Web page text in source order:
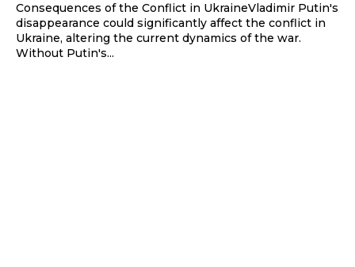
Consequences of the Conflict in UkraineVladimir Putin's
disappearance could significantly affect the conflict in
Ukraine, altering the current dynamics of the war.
Without Putin's...